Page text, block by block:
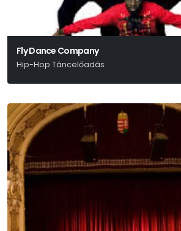
Fly Dance Company
Hip-Hop Táncelőadás